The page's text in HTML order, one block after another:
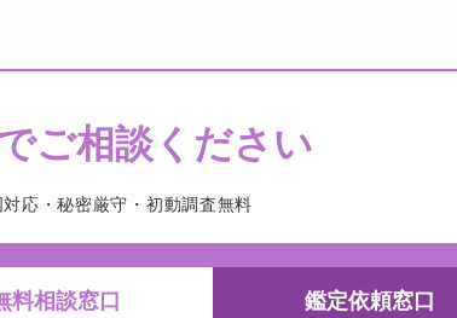
ご相談ください
応・秘密厳守・初動調査無料
料相談窓口 鑑定依頼窓口